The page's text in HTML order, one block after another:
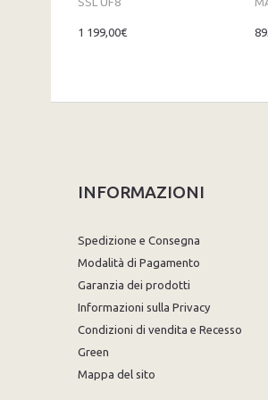
1 199,00€
INFORMAZIONI
Spedizione e Consegna
Modalità di Pagamento
Garanzia dei prodotti
Informazioni sulla Privacy
Condizioni di vendita e Recesso
Green
Mappa del sito